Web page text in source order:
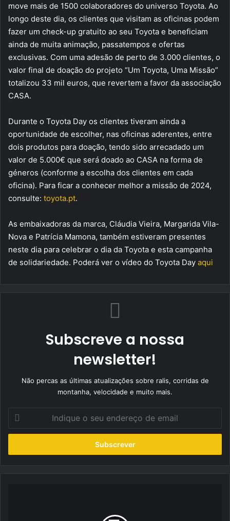
move mais de 1500 colaboradores do universo Toyota. Ao
longo deste dia, os clientes que visitam as oficinas podem
fazer um check-up gratuito ao seu Toyota e beneficiam
ainda de muita animação, passatempos e ofertas
exclusivas. Com uma adesão de perto de 3.000 clientes, o
valor final de doação do projeto “Um Toyota, Uma Missão”
totalizou 33 mil euros, que revertem a favor da associação
CASA.
Durante o Toyota Day os clientes tiveram ainda a
oportunidade de escolher, nas oficinas aderentes, entre
dois produtos para doação, tendo sido arrecadado um
valor de 5.000€ que será doado ao CASA na forma de
géneros (conforme a escolha dos clientes em cada
oficina). Para ficar a conhecer melhor a missão de 2024,
consulte: toyota.pt.
As embaixadoras da marca, Cláudia Vieira, Margarida Vila-
Nova e Patrícia Mamona, também estiveram presentes
neste dia para celebrar o dia da Toyota e esta campanha
de solidariedade. Poderá ver o vídeo do Toyota Day aqui
Subscreve a nossa
newsletter!
Não percas as últimas atualizações sobre ralis, corridas de
montanha, velocidade e muito mais.
seu
de